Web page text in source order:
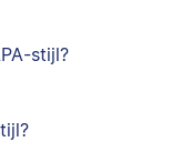
stijl?